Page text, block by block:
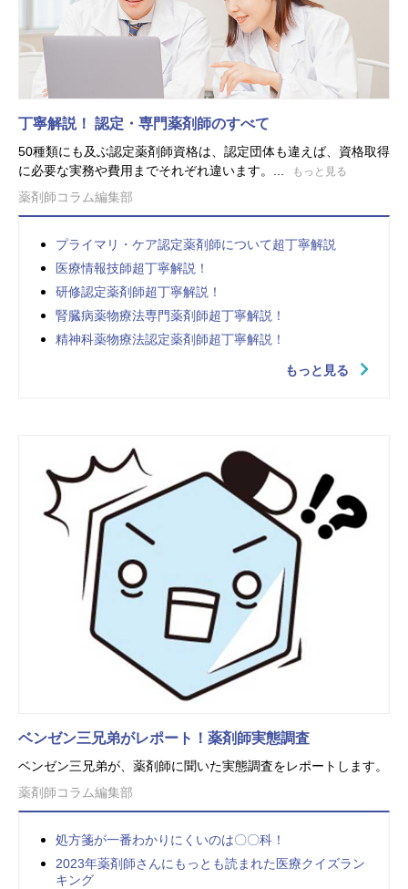
丁寧解説！ 認定・専門薬剤師のすべて
50種類にも及ぶ認定薬剤師資格は、認定団体も違えば、資格取得
に必要な実務や費用までそれぞれ違います。...
もっと見る
薬剤師コラム編集部
プライマリ・ケア認定薬剤師について超丁寧解説
医療情報技師超丁寧解説！
研修認定薬剤師超丁寧解説！
腎臓病薬物療法専門薬剤師超丁寧解説！
精神科薬物療法認定薬剤師超丁寧解説！
もっと見る
ベンゼン三兄弟がレポート！薬剤師実態調査
ベンゼン三兄弟が、薬剤師に聞いた実態調査をレポートします。
薬剤師コラム編集部
処方箋が一番わかりにくいのは〇〇科！
2023年薬剤師さんにもっとも読まれた医療クイズラン
キング